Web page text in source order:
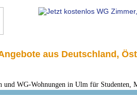
aus Deutschland,
WG-Wohnungen in Ulm für Studenten,